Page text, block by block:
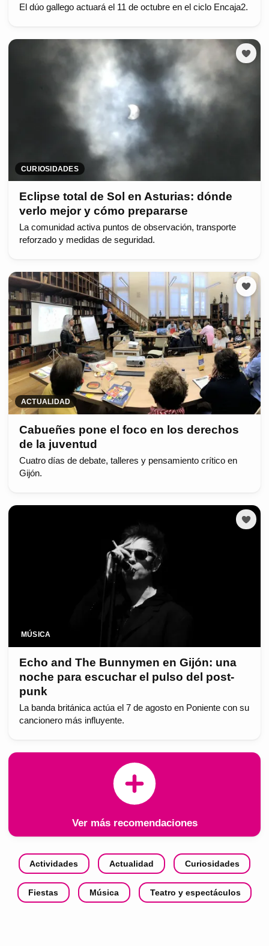
El dúo gallego actuará el 11 de octubre en el ciclo Encaja2.
CURIOSIDADES
Eclipse total de Sol en Asturias: dónde
verlo mejor y cómo prepararse
La comunidad activa puntos de observación, transporte
reforzado y medidas de seguridad.
ACTUALIDAD
Cabueñes pone el foco en los derechos
de la juventud
Cuatro días de debate, talleres y pensamiento crítico en
Gijón.
MÚSICA
Echo and The Bunnymen en Gijón: una
noche para escuchar el pulso del post-
punk
La banda británica actúa el 7 de agosto en Poniente con su
cancionero más influyente.
Ver más recomendaciones
Actividades Actualidad Curiosidades
Fiestas Música Teatro y espectáculos